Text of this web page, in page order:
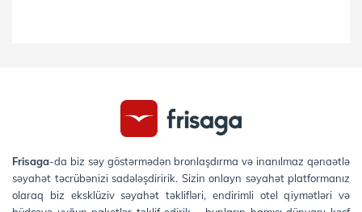
Frisaga-da biz səy göstərmədən bronlaşdırma və inanılmaz qənaətlə
səyahət təcrübənizi sadələşdiririk. Sizin onlayn səyahət platformanız
olaraq biz eksklüziv səyahət təklifləri, endirimli otel qiymətləri və